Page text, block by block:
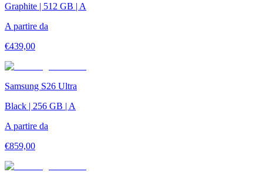
Graphite | 512 GB | A
A partire da
€439,00
Samsung S26 Ultra
Black | 256 GB | A
A partire da
€859,00